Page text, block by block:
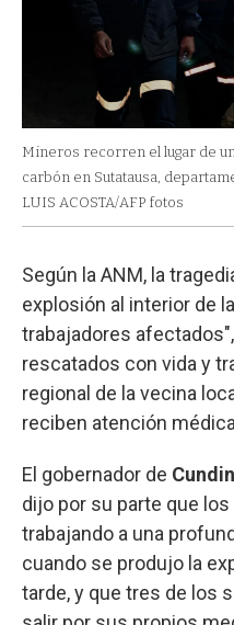
Mineros recorren el lugar de
carbón en Sutatausa,
LUIS ACOSTA/AFP fotos
Según la ANM, la
explosión al interior de
trabajadores
rescatados con vida y
regional de la vecina
reciben atención
El gobernador de
dijo por su parte que
trabajando a una
cuando se produjo la
tarde, y que tres de los